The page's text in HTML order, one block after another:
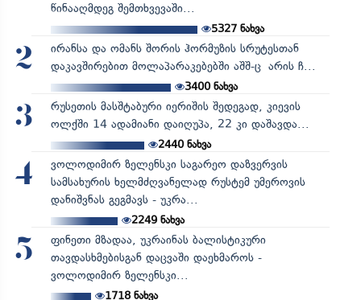
წინააღმდეგ შემთხვევაში...
5327 ნახვა
2
ირანსა და ომანს შორის ჰორმუზის სრუტესთან
დაკავშირებით მოლაპარაკებებში აშშ-ც არის ჩ...
3400ნახვა
3
რუსეთის მასშტაბური იერიშის შედეგად, კიევის
ოლქში 14 ადამიანი დაიღუპა, 22 კი დაშავდა...
2440ნახვა
4
ვოლოდიმირ ზელენსკი საგარეო დაზვერვის
სამსახურის ხელმძღვანელად რუსტემ უმეროვის
დანიშვნას გეგმავს - უკრა...
2249ნახვა
5
ფინეთი მზადაა, უკრაინას ბალისტიკური
თავდასხმებისგან დაცვაში დაეხმაროს -
ვოლოდიმირ ზელენსკი...
1718ნახვა